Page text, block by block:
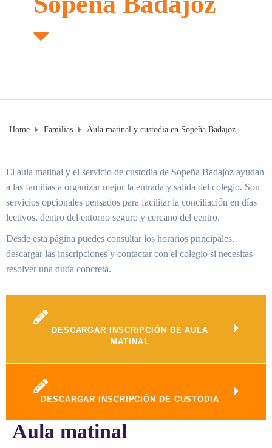
Home Familias Aula matinal y custodia en Sopeña Badajoz
El aula matinal y el servicio de custodia de Sopeña Badajoz ayudan
a las familias a organizar mejor la entrada y salida del colegio. Son
servicios opcionales pensados para facilitar la conciliación en días
lectivos, dentro del entorno seguro y cercano del centro.
Desde esta página puedes consultar los horarios principales,
descargar las inscripciones y contactar con el colegio si necesitas
resolver una duda concreta.
DESCARGAR INSCRIPCIÓN DE AULA
MATINAL
DESCARGAR INSCRIPCIÓN DE CUSTODIA
Aula matinal